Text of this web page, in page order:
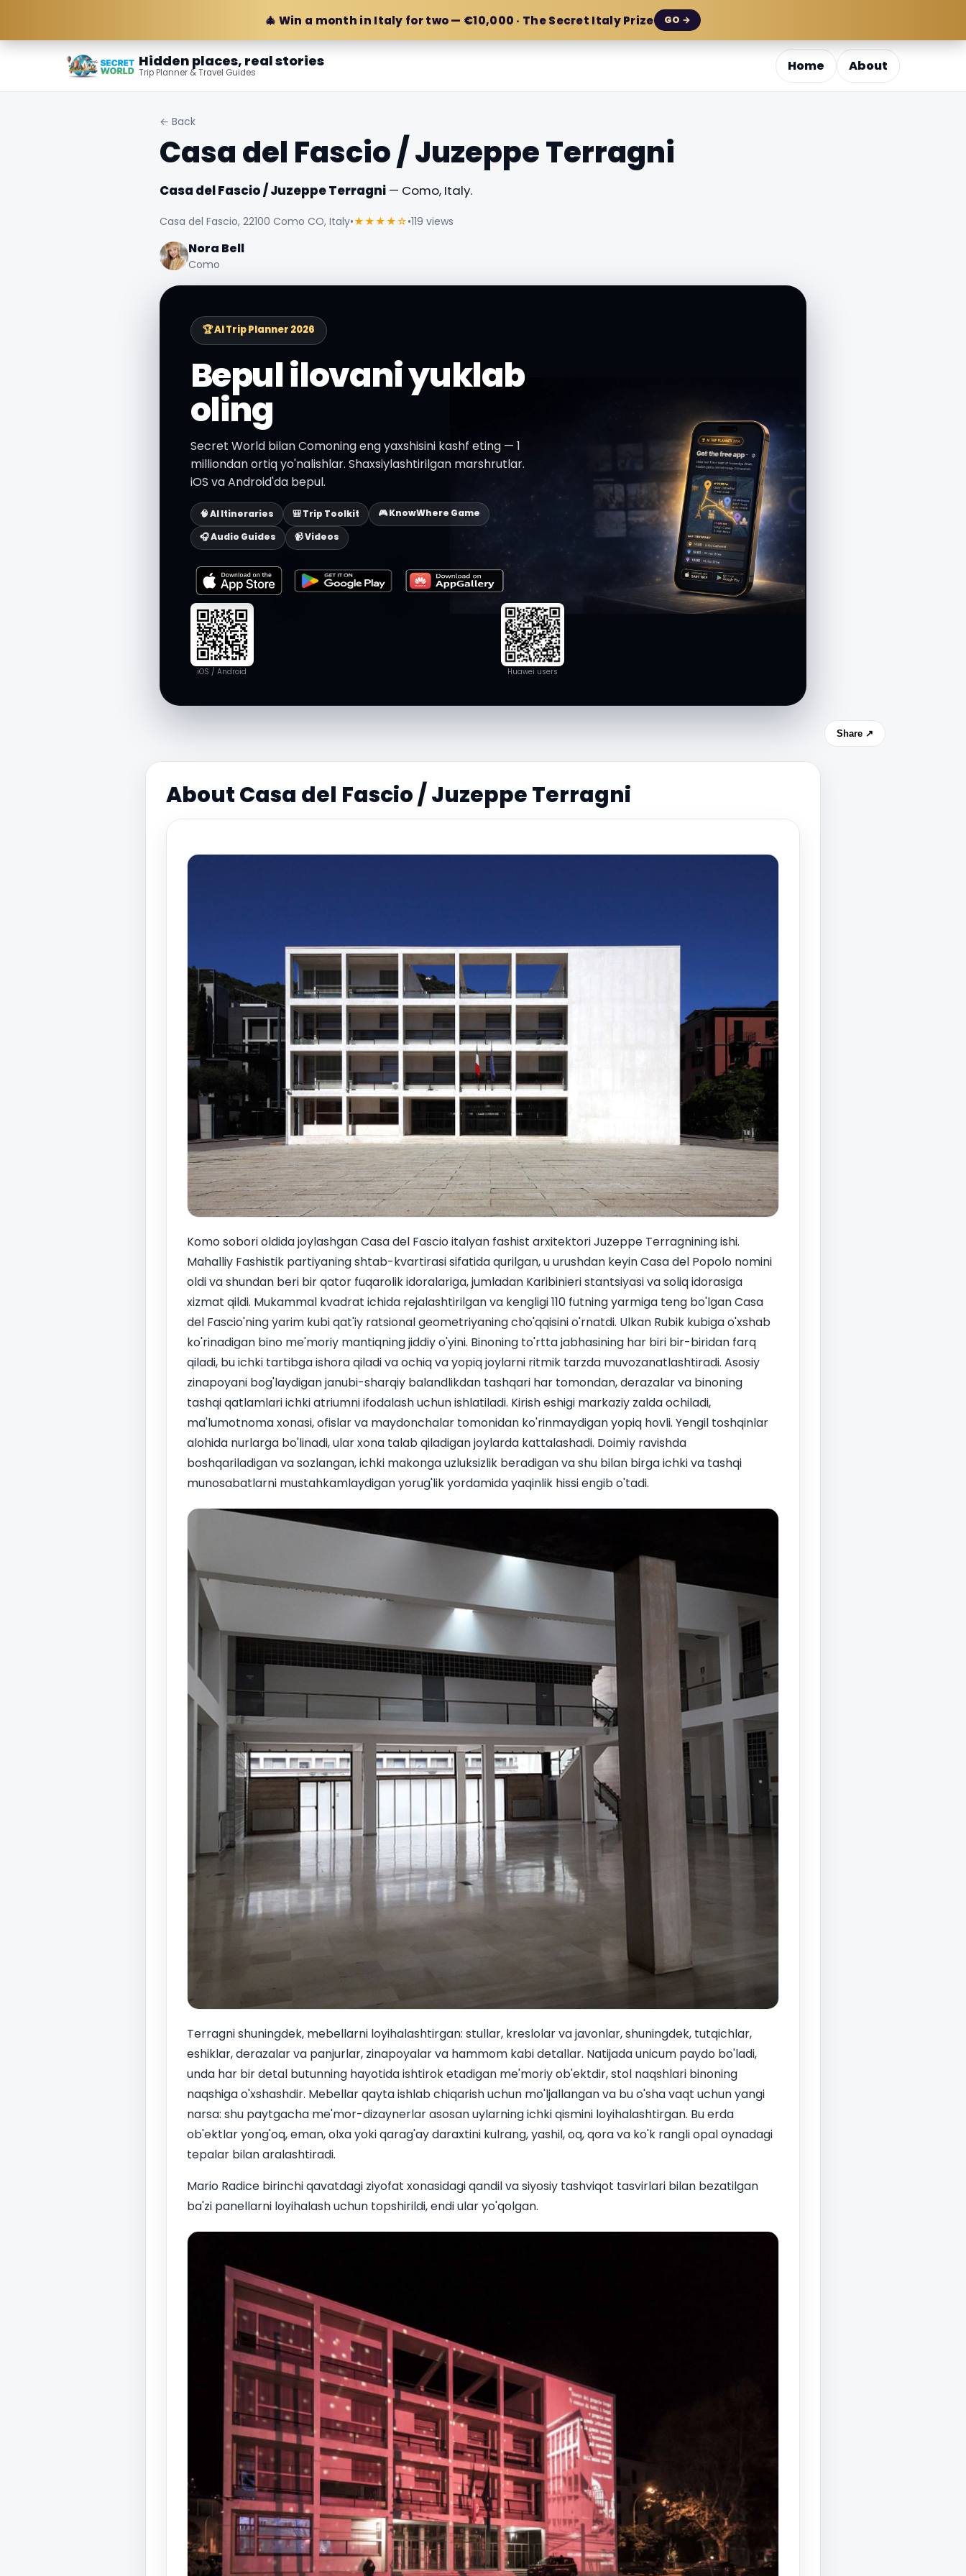
🎄 Win a month in Italy for two — €10,000 · The Secret Italy Prize GO →
Hidden places, real stories
Trip Planner & Travel Guides Home About
← Back
Casa del Fascio / Juzeppe Terragni
Casa del Fascio / Juzeppe Terragni— Como, Italy.
Casa del Fascio, 22100 Como CO, Italy•★★★★☆•119 views
Nora Bell
Como
🏆 AI Trip Planner 2026
Bepul ilovani yuklab
oling
Secret World bilan Comoning eng yaxshisini kashf eting — 1
milliondan ortiq yo'nalishlar. Shaxsiylashtirilgan marshrutlar.
iOS va Android'da bepul.
🧠 AI Itineraries 🎒 Trip Toolkit
🎮 KnowWhere Game
🎧 Audio Guides
📹 Videos
iOS / Android Huawei users
Share ↗
About Casa del Fascio / Juzeppe Terragni
Komo sobori oldida joylashgan Casa del Fascio italyan fashist arxitektori Juzeppe Terragnining ishi.
Mahalliy Fashistik partiyaning shtab-kvartirasi sifatida qurilgan, u urushdan keyin Casa del Popolo nomini
oldi va shundan beri bir qator fuqarolik idoralariga, jumladan Karibinieri stantsiyasi va soliq idorasiga
xizmat qildi. Mukammal kvadrat ichida rejalashtirilgan va kengligi 110 futning yarmiga teng bo'lgan Casa
del Fascio'ning yarim kubi qat'iy ratsional geometriyaning cho'qqisini o'rnatdi. Ulkan Rubik kubiga o'xshab
ko'rinadigan bino me'moriy mantiqning jiddiy o'yini. Binoning to'rtta jabhasining har biri bir-biridan farq
qiladi, bu ichki tartibga ishora qiladi va ochiq va yopiq joylarni ritmik tarzda muvozanatlashtiradi. Asosiy
zinapoyani bog'laydigan janubi-sharqiy balandlikdan tashqari har tomondan, derazalar va binoning
tashqi qatlamlari ichki atriumni ifodalash uchun ishlatiladi. Kirish eshigi markaziy zalda ochiladi,
ma'lumotnoma xonasi, ofislar va maydonchalar tomonidan ko'rinmaydigan yopiq hovli. Yengil toshqinlar
alohida nurlarga bo'linadi, ular xona talab qiladigan joylarda kattalashadi. Doimiy ravishda
boshqariladigan va sozlangan, ichki makonga uzluksizlik beradigan va shu bilan birga ichki va tashqi
munosabatlarni mustahkamlaydigan yorug'lik yordamida yaqinlik hissi engib o'tadi.
Terragni shuningdek, mebellarni loyihalashtirgan: stullar, kreslolar va javonlar, shuningdek, tutqichlar,
eshiklar, derazalar va panjurlar, zinapoyalar va hammom kabi detallar. Natijada unicum paydo bo'ladi,
unda har bir detal butunning hayotida ishtirok etadigan me'moriy ob'ektdir, stol naqshlari binoning
naqshiga o'xshashdir. Mebellar qayta ishlab chiqarish uchun mo'ljallangan va bu o'sha vaqt uchun yangi
narsa: shu paytgacha me'mor-dizaynerlar asosan uylarning ichki qismini loyihalashtirgan. Bu erda
ob'ektlar yong'oq, eman, olxa yoki qarag'ay daraxtini kulrang, yashil, oq, qora va ko'k rangli opal oynadagi
tepalar bilan aralashtiradi.
Mario Radice birinchi qavatdagi ziyofat xonasidagi qandil va siyosiy tashviqot tasvirlari bilan bezatilgan
ba'zi panellarni loyihalash uchun topshirildi, endi ular yo'qolgan.